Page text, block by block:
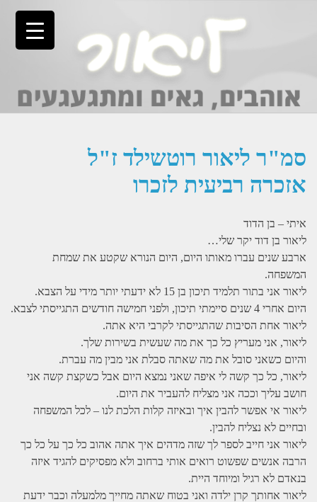
סמ"ר ליאור רוטשילד ז"ל
אזכרה רביעית לזכרו
איתי – בן הדוד
ליאור בן דוד יקר שלי…
ארבע שנים עברו מאותו היום, היום הנורא שקטע את שמחת
המשפחה.
ליאור אני בתור תלמיד תיכון בן 15 לא ידעתי יותר מידי על הצבא.
היום אחרי 4 שנים סיימתי תיכון, ולפני חמישה חודשים התגייסתי לצבא.
ליאור אחת הסיבות שהתגייסתי לקרבי היא אתה.
ליאור, אני מעריץ כל כך את מה שעשית בשירות שלך.
והיום כשאני סובל את מה שאתה סבלת אני מבין מה עברת.
ליאור, כל כך קשה לי איפה שאני נמצא היום אבל כשקצת קשה אני
חושב עליך וככה אני מצליח להעביר את היום.
ליאור אי אפשר להבין איך ובאיזה קלות הלכת לנו – לכל המשפחה
ובחיים לא נצליח להבין.
ליאור אני חייב לספר לך שזה מדהים איך אתה אהוב כל כך על כל כך
הרבה אנשים שפשוט רואים אותי ברחוב ולא מפסיקים להגיד איזה
בנאדם לא רגיל ומיוחד היית.
ליאור אחותך קרן ילדה ואני בטוח שאתה מחייך מלמעלה וכבר ידעת